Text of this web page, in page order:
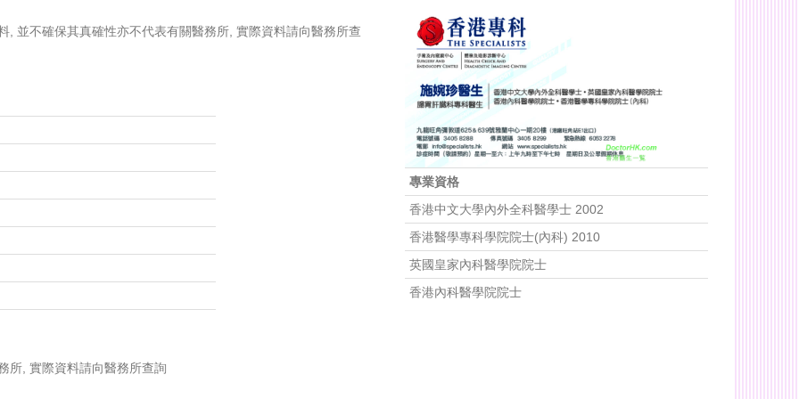
並不確保其真確性亦不代表有關醫務所, 實際資料請向醫務所查
所, 實際資料請向醫務所查詢
專業資格
香港中文大學內外全科醫學士 2002
香港醫學專科學院院士(內科) 2010
英國皇家內科醫學院院士
香港內科醫學院院士